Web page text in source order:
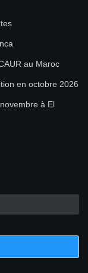
au Maroc
en octobre 2026
à El